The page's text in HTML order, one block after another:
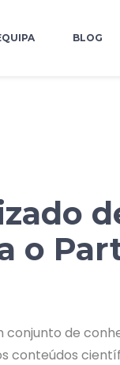
BLOG
o
conjunto de
conteúdos